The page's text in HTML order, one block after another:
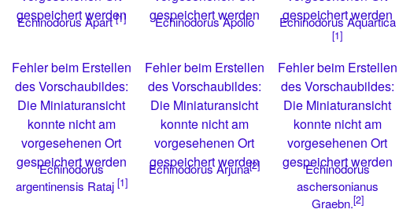
gespeichert werden
Echinodorus Apart [1]
gespeichert werden
Echinodorus Apollo
gespeichert werden
Echinodorus Aquartica
[1]
Fehler beim Erstellen
des Vorschaubildes:
Die Miniaturansicht
konnte nicht am
vorgesehenen Ort
gespeichert werden
Echinodorus
argentinensis Rataj [1]
Fehler beim Erstellen
des Vorschaubildes:
Die Miniaturansicht
konnte nicht am
vorgesehenen Ort
gespeichert werden
Echinodorus Arjuna[2]
Fehler beim Erstellen
des Vorschaubildes:
Die Miniaturansicht
konnte nicht am
vorgesehenen Ort
gespeichert werden
Echinodorus
aschersonianus
Graebn.[2]